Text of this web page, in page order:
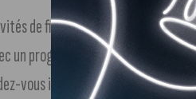
de fin d’année en une
un programme riche et varié
vous incontournable pour les